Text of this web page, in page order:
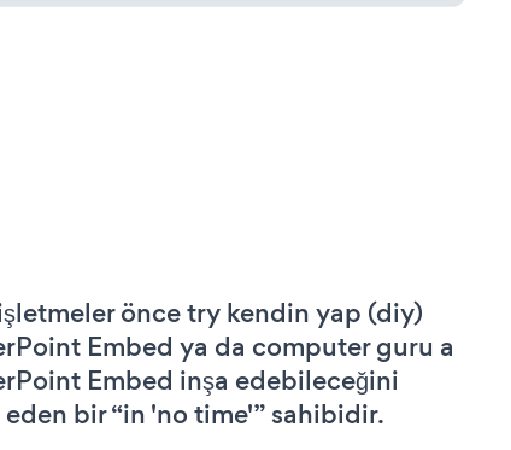
işletmeler önce try kendin yap (diy)
Embed ya da computer guru a
Embed inşa edebileceğini
bir “in 'no time'” sahibidir.